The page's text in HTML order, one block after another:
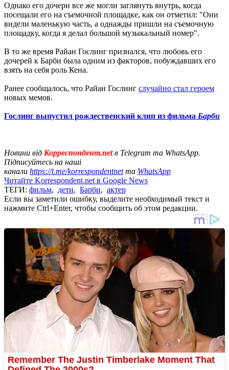
Однако его дочери все же могли заглянуть внутрь, когда
посещали его на съемочной площадке, как он отметил: "Они
видели маленькую часть, а однажды пришли на съемочную
площадку, когда я делал большой музыкальный номер".
В то же время Райан Гослинг признался, что любовь его
дочерей к Барби была одним из факторов, побуждавших его
взять на себя роль Кена.
Ранее сообщалось, что Райан Гослинг случайно стал героем
новых мемов.
Гослинг выпустил рождественский клип из фильма Барби
Новини від Корреспондент.netв Telegram та WhatsApp.
Підписуйтесь на наші
канали https://t.me/korrespondentnetта WhatsApp
Читайте Korrespondent.net в Google News
ТЕГИ: фильм, дети, Барби, актер
Если вы заметили ошибку, выделите необходимый текст и
нажмите Ctrl+Enter, чтобы сообщить об этом редакции.